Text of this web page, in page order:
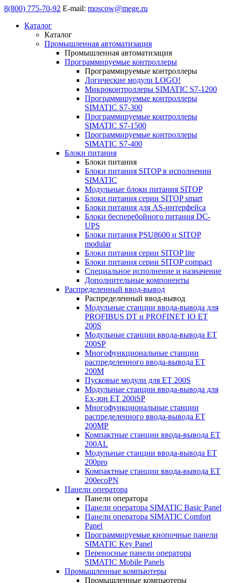
8(800) 775-70-92 E-mail: moscow@mege.ru
Каталог
Каталог
Промышленная автоматизация
Промышленная автоматизация
Программируемые контроллеры
Программируемые контроллеры
Логические модули LOGO!
Микроконтроллеры SIMATIC S7-1200
Программируемые контроллеры
SIMATIC S7-300
Программируемые контроллеры
SIMATIC S7-1500
Программируемые контроллеры
SIMATIC S7-400
Блоки питания
Блоки питания
Блоки питания SITOP в исполнении
SIMATIC
Модульные блоки питания SITOP
Блоки питания серии SITOP smart
Блоки питания для AS-интерфейса
Блоки бесперебойного питания DC-
UPS
Блоки питания PSU8600 и SITOP
modular
Блоки питания серии SITOP lite
Блоки питания серии SITOP compact
Специальное исполнение и назначение
Дополнительные компоненты
Распределенный ввод-вывод
Распределенный ввод-вывод
Модульные станции ввода-вывода для
PROFIBUS DT и PROFINET IO ET
200S
Модульные станции ввода-вывода ET
200SP
Многофункциональные станции
распределенного ввода-вывода ET
200M
Пусковые модули для ET 200S
Модульные станции ввода-вывода для
Ex-зон ET 200iSP
Многофункциональные станции
распределенного ввода-вывода ET
200MP
Компактные станции ввода-вывода ET
200AL
Модульные станции ввода-вывода ET
200pro
Компактные станции ввода-вывода ET
200ecoPN
Панели оператора
Панели оператора
Панели оператора SIMATIC Basic Panel
Панели оператора SIMATIC Comfort
Panel
Программируемые кнопочные панели
SIMATIC Key Panel
Переносные панели оператора
SIMATIC Mobile Panels
Промышленные компьютеры
Промышленные компьютеры